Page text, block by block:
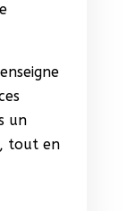
un
tout en